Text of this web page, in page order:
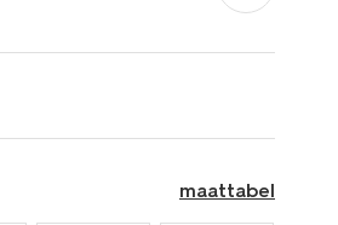
maattabel